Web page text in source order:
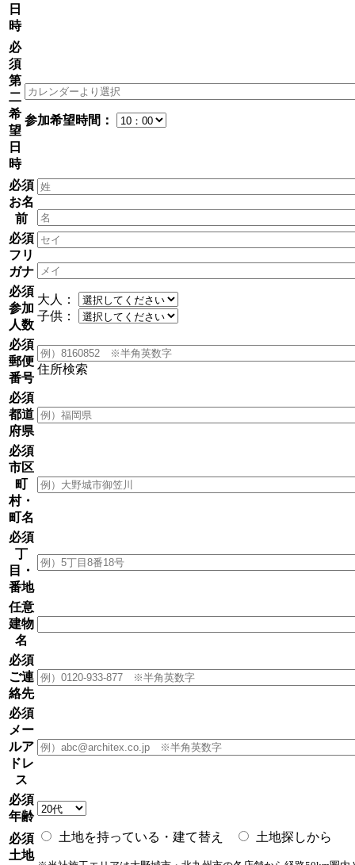
日
時
必
須
第
二
希
望
日
時
参加希望時間：
必須
お名
前
必須
フリ
ガナ
必須
参加
人数
大人：
子供：
必須
郵便
番号
住所検索
必須
都道
府県
必須
市区
町
村・
町名
必須
丁
目・
番地
任意
建物
名
必須
ご連
絡先
必須
メー
ルア
ドレ
ス
必須
年齢
必須
土地
土地を持っている・建て替え 土地探しから